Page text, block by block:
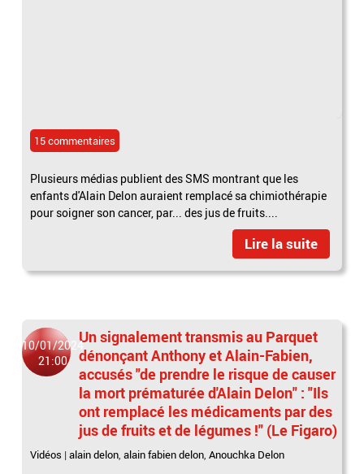
15 commentaires
Plusieurs médias publient des SMS montrant que les
enfants d'Alain Delon auraient remplacé sa chimiothérapie
pour soigner son cancer, par... des jus de fruits....
Lire la suite
10/01/2024
21:00
Un signalement transmis au Parquet
dénonçant Anthony et Alain-Fabien,
accusés "de prendre le risque de causer
la mort prématurée d'Alain Delon" : "Ils
ont remplacé les médicaments par des
jus de fruits et de légumes !" (Le Figaro)
Vidéos |alain delon ,alain fabien delon ,Anouchka Delon